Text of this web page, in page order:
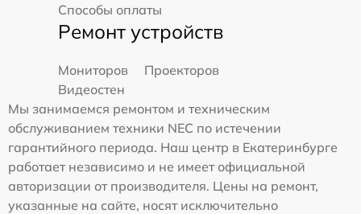
Способы оплаты
Ремонт устройств
Мониторов
Проекторов
Видеостен
Мы занимаемся ремонтом и техническим
обслуживанием техники NEC по истечении
гарантийного периода. Наш центр в Екатеринбурге
работает независимо и не имеет официальной
авторизации от производителя. Цены на ремонт,
указанные на сайте, носят исключительно